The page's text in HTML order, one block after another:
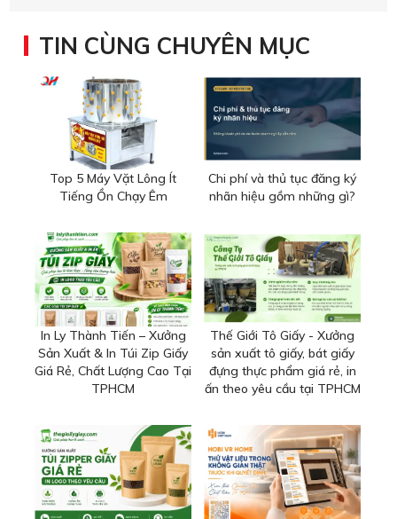
TIN CÙNG CHUYÊN MỤC
Top 5 Máy Vặt Lông Ít
Tiếng Ồn Chạy Êm
Chi phí và thủ tục đăng ký
nhãn hiệu gồm những gì?
In Ly Thành Tiến – Xưởng
Sản Xuất & In Túi Zip Giấy
Giá Rẻ, Chất Lượng Cao Tại
TPHCM
Thế Giới Tô Giấy - Xưởng
sản xuất tô giấy, bát giấy
đựng thực phẩm giá rẻ, in
ấn theo yêu cầu tại TPHCM